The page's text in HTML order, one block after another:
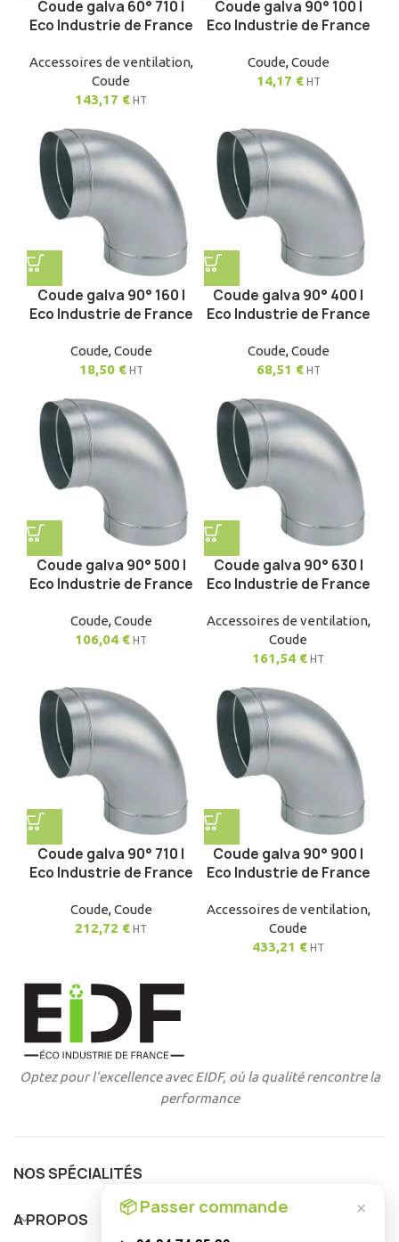
×
📦 Passer commande
Coude galva 60° 710 |
Eco Industrie de France
Accessoires de ventilation,
Coude
143,17 € HT
Coude galva 90° 100 |
Eco Industrie de France
Coude,Coude
14,17 € HT
Coude galva 90° 160 |
Eco Industrie de France
Coude,Coude
18,50 € HT
Coude galva 90° 400 |
Eco Industrie de France
Coude,Coude
68,51 € HT
Coude galva 90° 500 |
Eco Industrie de France
Coude,Coude
106,04 € HT
Coude galva 90° 630 |
Eco Industrie de France
Accessoires de ventilation,
Coude
161,54 € HT
Coude galva 90° 710 |
Eco Industrie de France
Coude,Coude
212,72 € HT
Coude galva 90° 900 |
Eco Industrie de France
Accessoires de ventilation,
Coude
433,21 € HT
Optez pour l'excellence avec EIDF, où la qualité rencontre la
performance
NOS SPÉCIALITÉS
A PROPOS